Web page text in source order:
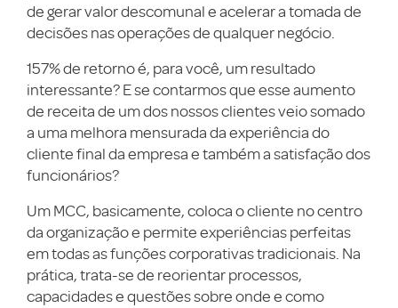
de gerar valor descomunal e acelerar a tomada de
decisões nas operações de qualquer negócio.
157% de retorno é, para você, um resultado
interessante? E se contarmos que esse aumento
de receita de um dos nossos clientes veio somado
a uma melhora mensurada da experiência do
cliente final da empresa e também a satisfação dos
funcionários?
Um MCC, basicamente, coloca o cliente no centro
da organização e permite experiências perfeitas
em todas as funções corporativas tradicionais. Na
prática, trata-se de reorientar processos,
capacidades e questões sobre onde e como